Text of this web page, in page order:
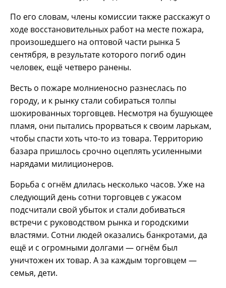
По его словам, члены комиссии также расскажут о
ходе восстановительных работ на месте пожара,
произошедшего на оптовой части рынка 5
сентября, в результате которого погиб один
человек, ещё четверо ранены.
Весть о пожаре молниеносно разнеслась по
городу, и к рынку стали собираться толпы
шокированных торговцев. Несмотря на бушующее
пламя, они пытались прорваться к своим ларькам,
чтобы спасти хоть что-то из товара. Территорию
базара пришлось срочно оцеплять усиленными
нарядами милиционеров.
Борьба с огнём длилась несколько часов. Уже на
следующий день сотни торговцев с ужасом
подсчитали свой убыток и стали добиваться
встречи с руководством рынка и городскими
властями. Сотни людей оказались банкротами, да
ещё и с огромными долгами — огнём был
уничтожен их товар. А за каждым торговцем —
семья, дети.